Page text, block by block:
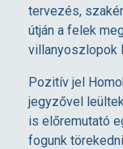
I
V
I
tervezés,
útján a felek
villanyoszlopok
Pozitív jel
jegyzővel
is előremutató
fogunk